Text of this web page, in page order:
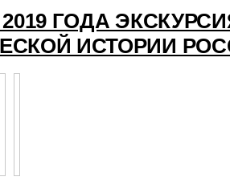
ГОДА
ИСТОРИИ